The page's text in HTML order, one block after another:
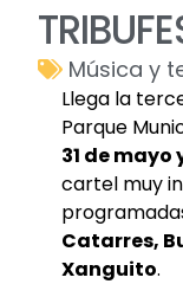
Música y
Llega la
Parque
31 de mayo
cartel muy
Catarres,
Xanguito.